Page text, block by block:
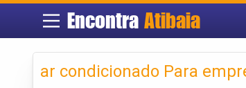
EncontraAtibaia
ar condicionado Para